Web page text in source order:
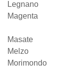
Legnano
Magenta
Masate
Melzo
Morimondo